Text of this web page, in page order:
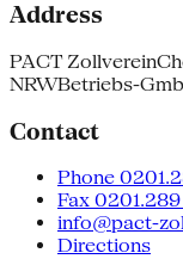
Address
PACT Zollverein
NRWBetriebs-
Contact
Phone
Fax
info@pact-
Directions